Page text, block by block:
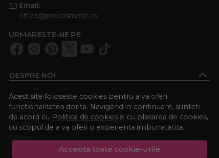
Acest site foloseste cookies pentru a va oferi
functionalitatea dorita. Navigand in continuare, sunteti
de acord cu Politica de cookies si cu plasarea de cookies,
cu scopul de a va oferi o experienta imbunatatita.
Accepta toate cookie-urile
Email:
office@procosmetic.ro
URMARESTE-NE PE:
DESPRE NOI
Despre noi
About us
Chi siamo
Academia Procosmetic